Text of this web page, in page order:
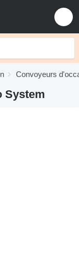
Convoyeurs
System